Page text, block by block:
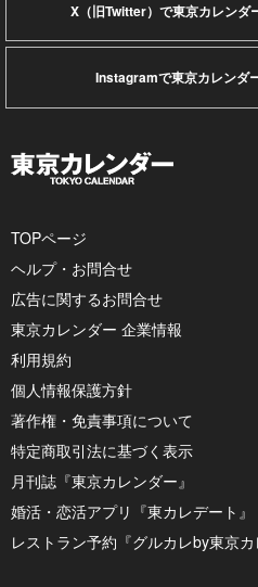
X（旧Twitter）で東京カレンダ
Instagramで東京カレンダ
TOPページ
ヘルプ・お問合せ
広告に関するお問合せ
東京カレンダー 企業情報
利用規約
個人情報保護方針
著作権・免責事項について
特定商取引法に基づく表示
月刊誌『東京カレンダー』
婚活・恋活アプリ『東カレデート』
レストラン予約『グルカレby東京カ